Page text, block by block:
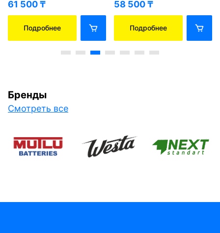
61 500₸
Подробнее
58 500₸
Подробнее
Бренды
Смотреть все